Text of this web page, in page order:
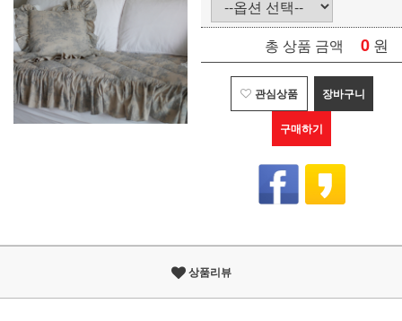
총 상품 금액 0 원
관심상품 장바구니
구매하기
상품리뷰